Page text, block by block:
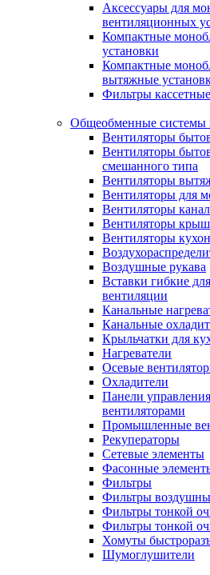
Аксессуары для
вентиляционных
Компактные
установки
Компактные
вытяжные
Фильтры кассетные
Общеобменные системы
Вентиляторы
Вентиляторы
смешанного типа
Вентиляторы
Вентиляторы для
Вентиляторы
Вентиляторы
Вентиляторы
Воздушные рукава
Вставки гибкие
вентиляции
Канальные
Канальные
Крыльчатки для
Нагреватели
Осевые
Охладители
Панели
вентиляторами
Промышленные
Рекуператоры
Сетевые элементы
Фасонные
Фильтры
Фильтры
Фильтры тонкой
Фильтры тонкой
Хомуты
Шумоглушители